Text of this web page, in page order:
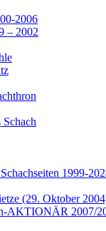
2006
– 2002
1999-
(29. Oktober
AKTIONÄR 2007/